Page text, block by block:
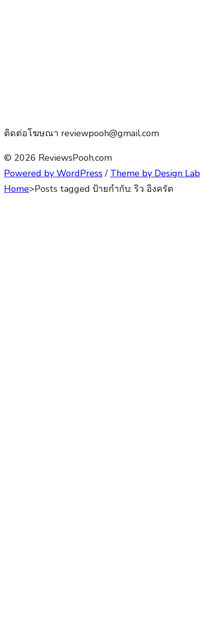
ติดต่อโฆษณา reviewpooh@gmail.com
© 2026 ReviewsPooh.com
Powered by WordPress / Theme by Design Lab
Home>Posts tagged ป้ายกำกับ: ริว อิงครัต